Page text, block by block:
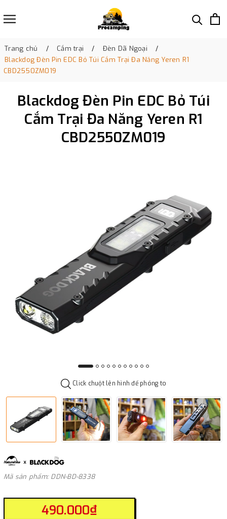
Trang chủ Cắm trại
Đèn Dã Ngoại
Blackdog Đèn Pin EDC Bỏ Túi Cắm Trại Đa Năng Yeren R1
CBD2550ZM019
Blackdog Đèn Pin EDC Bỏ Túi
Cắm Trại Đa Năng Yeren R1
CBD2550ZM019
Click chuột lên hình để phóng to
Mã sản phẩm: DDN-BD-8338
490.000₫